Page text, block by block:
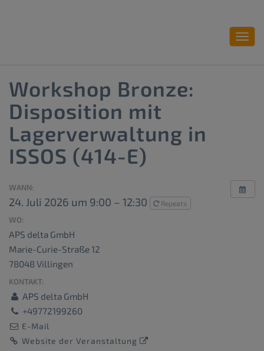
Workshop Bronze:
Disposition mit
Lagerverwaltung in
ISSOS (414-E)
WANN:
24. Juli 2026 um 9:00 – 12:30 Repeats
WO:
APS delta GmbH
Marie-Curie-Straße 12
78048 Villingen
KONTAKT:
APS delta GmbH
+49772199260
E-Mail
Website der Veranstaltung